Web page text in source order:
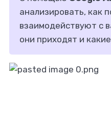
анализировать, как
взаимодействуют с
они приходят и